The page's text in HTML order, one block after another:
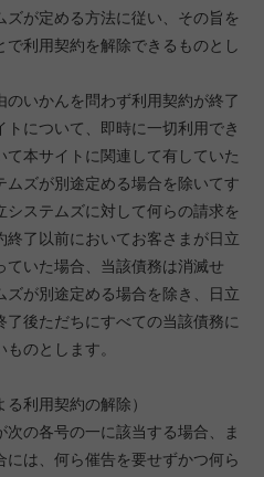
ズが定める方法に従い、その旨を
で利用契約を解除できるものとし
のいかんを問わず利用契約が終了
トについて、即時に一切利用でき
本サイトに関連して有していた
ムズが別途定める場合を除いてす
ステムズに対して何らの請求を
了以前においてお客さまが日立
ていた場合、当該債務は消滅せ
が別途定める場合を除き、日立
了後ただちにすべての当該債務に
のとします。
利用契約の解除）
の各号の一に該当する場合、ま
は、何ら催告を要せずかつ何ら